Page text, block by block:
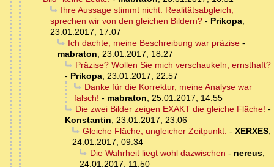
Ihre Aussage stimmt nicht. Realitätsabgleich,
sprechen wir von den gleichen Bildern? - Prikopa,
23.01.2017, 17:07
Ich dachte, meine Beschreibung war präzise-
mabraton, 23.01.2017, 18:27
Präzise? Wollen Sie mich verschaukeln, ernsthaft?
- Prikopa, 23.01.2017, 22:57
Danke für die Korrektur, meine Analyse war
falsch! - mabraton, 25.01.2017, 14:55
Die zwei Bilder zeigen EXAKT die gleiche Fläche! -
Konstantin, 23.01.2017, 23:06
Gleiche Fläche, ungleicher Zeitpunkt. - XERXES,
24.01.2017, 09:34
Die Wahrheit liegt wohl dazwischen - nereus,
24.01.2017, 11:50